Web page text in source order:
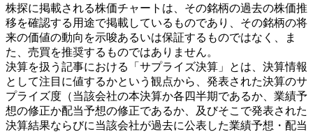
株探に掲載される株価チャートは、その銘柄の過去の株価推
移を確認する用途で掲載しているものであり、その銘柄の将
来の価値の動向を示唆あるいは保証するものではなく、ま
た、売買を推奨するものではありません。
決算を扱う記事における「サプライズ決算」とは、決算情報
として注目に値するかという観点から、発表された決算のサ
プライズ度（当該会社の本決算か各四半期であるか、業績予
想の修正か配当予想の修正であるか、及びそこで発表された
決算結果ならびに当該会社が過去に公表した業績予想・配当